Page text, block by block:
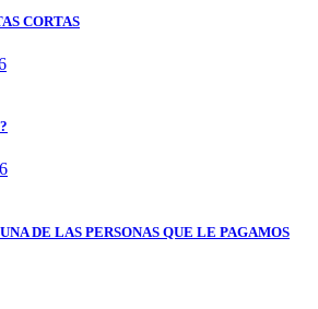
CORTAS
DE LAS PERSONAS QUE LE PAGAMOS